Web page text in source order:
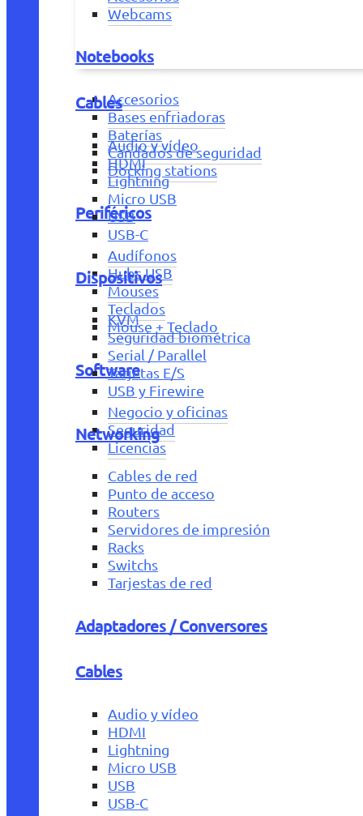
Webcams
Notebooks
Accesorios
Bases enfriadoras
Baterías
Candados de seguridad
Docking stations
Periféricos
Audífonos
Hubs USB
Mouses
Teclados
Mouse + Teclado
Software
Negocio y oficinas
Seguridad
Licencias
Cables
Audio y vídeo
HDMI
Lightning
Micro USB
USB
USB-C
Dispositivos
KVM
Seguridad biométrica
Serial / Parallel
Tarjetas E/S
USB y Firewire
Networking
Cables de red
Punto de acceso
Routers
Servidores de impresión
Racks
Switchs
Tarjestas de red
Adaptadores / Conversores
Cables
Audio y vídeo
HDMI
Lightning
Micro USB
USB
USB-C